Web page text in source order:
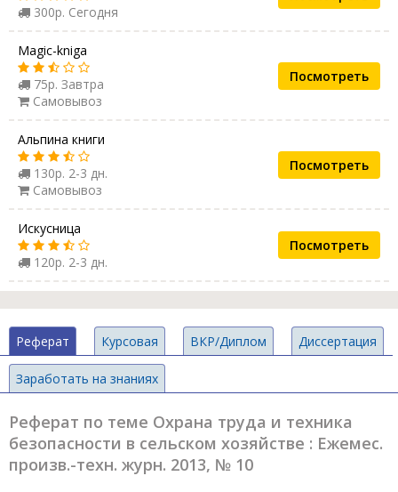
300р. Сегодня
Magic-kniga
75р. Завтра
Самовывоз
Посмотреть
Альпина книги
130р. 2-3 дн.
Самовывоз
Посмотреть
Искусница
120р. 2-3 дн.
Посмотреть
Реферат Курсовая ВКР/Диплом Диссертация
Заработать на знаниях
Реферат по теме Охрана труда и техника
безопасности в сельском хозяйстве : Ежемес.
произв.-техн. журн. 2013, № 10